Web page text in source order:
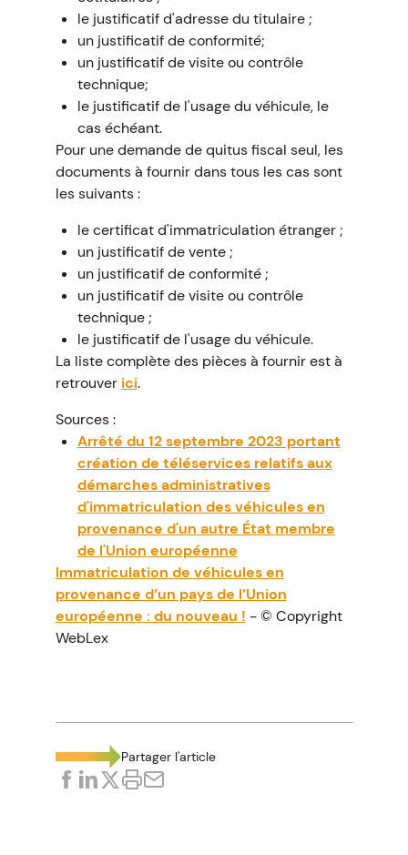
le justificatif d'adresse du titulaire ;
un justificatif de conformité;
un justificatif de visite ou contrôle
technique;
le justificatif de l'usage du véhicule, le
cas échéant.
Pour une demande de quitus fiscal seul, les
documents à fournir dans tous les cas sont
les suivants :
le certificat d'immatriculation étranger ;
un justificatif de vente ;
un justificatif de conformité ;
un justificatif de visite ou contrôle
technique ;
le justificatif de l'usage du véhicule.
La liste complète des pièces à fournir est à
retrouver ici.
Sources :
Arrêté du 12 septembre 2023 portant
création de téléservices relatifs aux
démarches administratives
d'immatriculation des véhicules en
provenance d'un autre État membre
de l'Union européenne
Immatriculation de véhicules en
provenance d’un pays de l’Union
européenne : du nouveau ! - © Copyright
WebLex
Partager l'article